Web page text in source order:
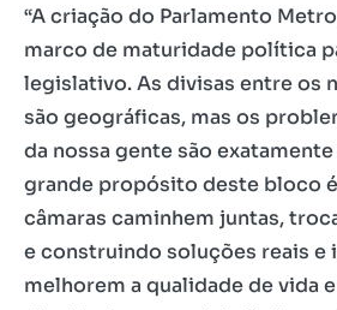
“A criação do Parlamento
marco de maturidade política
legislativo. As divisas entre os
são geográficas, mas os
da nossa gente são
grande propósito deste bloco
câmaras caminhem juntas,
e construindo soluções reais e
melhorem a qualidade de vida